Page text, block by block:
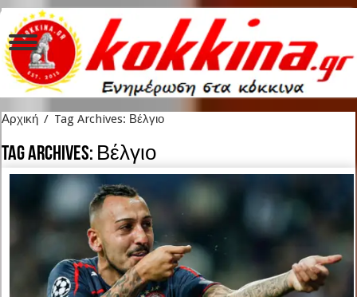
Αρχική / Tag Archives: Βέλγιο
Tag Archives: Βέλγιο